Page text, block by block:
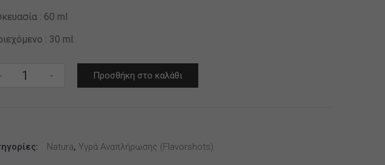
: 60 ml
: 30 ml.
BY
MIX
- Προσθήκη στο καλάθι
Natura, Υγρά Αναπλήρωσης (flavorshots)